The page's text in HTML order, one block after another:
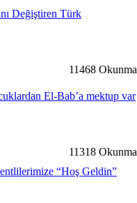
araya geldi
Cesur Yüreklerle Millet
Katıldı…
Değiştiren Türk
11468 Okunma
El-Bab’a mektup var
11318 Okunma
“Hoş Geldin”